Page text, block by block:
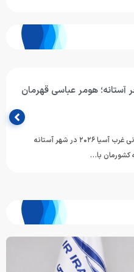
غرب آسیا؛
در رقابت‌های قهرمانی شنای غرب